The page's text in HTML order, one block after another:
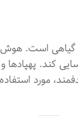
است. هوش
کند.
مورد